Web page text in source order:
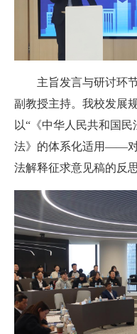
主旨发言与研讨环
副教授主持。 我校发展
以“《中华人民共和国民
法》的体系化适用——
法解释征求意见稿的反